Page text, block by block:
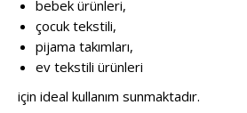
bebek ürünleri,
çocuk tekstili,
pijama takımları,
ev tekstili ürünleri
için ideal kullanım sunmaktadır.